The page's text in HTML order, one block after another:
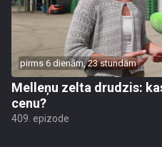
pirms 6 dienām, 23 stundām
Melleņu zelta drudzis:
cenu?
409. epizode